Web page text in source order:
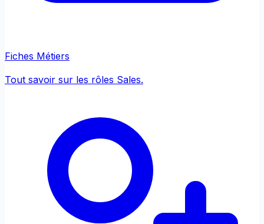
Fiches Métiers
Tout savoir sur les rôles Sales.